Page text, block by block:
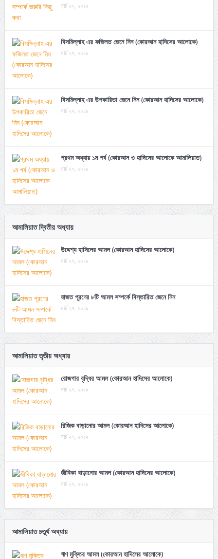
মার্চ ২০, ২০১৯
বিসমিল্লাহ এর ফজিলত জেনে নিন (কোরআন হাদিসের আলোকে)
মার্চ ২৭, ২০১৯
বিসমিল্লাহ এর উপকারিতা জেনে নিন (কোরআন হাদিসের আলোকে)
মার্চ ২৭, ২০১৯
প্রথম অধ্যায় ১ম পর্ব (কোরআন ও হাদিসের আলোকে আমালিয়াত)
মার্চ ২৭, ২০১৯
আমালিয়াত দ্বিতীয় অধ্যায়
উদ্দেশ্য হাসিলের আমল (কোরআন হাদিসের আলোকে)
মার্চ ২৭, ২০১৯
হাজত পূরণের ৮টি আমল সম্পর্কে বিস্তারিত জেনে নিন
মার্চ ২৭, ২০১৯
আমালিয়াত তৃতীয় অধ্যায়
রোজগার বৃদ্ধির আমল (কোরআন হাদিসের আলোকে)
মার্চ ২৭, ২০১৯
রিজিক বাড়ানোর আমল (কোরআন হাদিসের আলোকে)
মার্চ ২৭, ২০১৯
জীবিকা বাড়ানোর আমল (কোরআন হাদিসের আলোকে)
মার্চ ২৭, ২০১৯
আমালিয়াত চতুর্থ অধ্যায়
ঋণ মুক্তির আমল (কোরআন হাদিসের আলোকে)